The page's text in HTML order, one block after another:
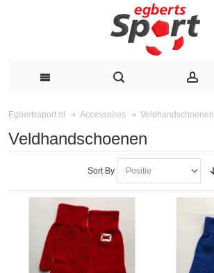
Egbertssport.nl Accessoires Veldhandschoenen
Veldhandschoenen
Sort By